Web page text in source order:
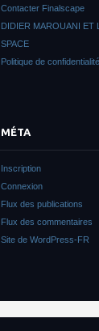
Contacter Finalscape
DIDIER MAROUANI ET
SPACE
Politique de confidentialité
MÉTA
Inscription
Connexion
Flux des publications
Flux des commentaires
Site de WordPress-FR